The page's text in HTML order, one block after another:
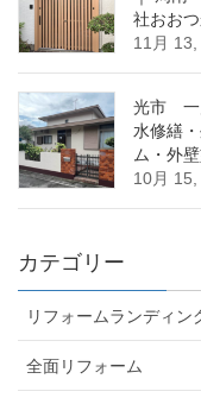
社おお
11月
光市 一
水修繕
ム・外
10月
カテゴリー
リフォームランディン
全面リフォーム